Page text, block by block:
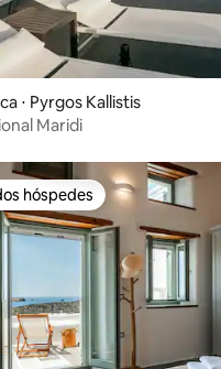
⋅ Pyrgos Kallistis
Maridi
hóspedes
hóspedes